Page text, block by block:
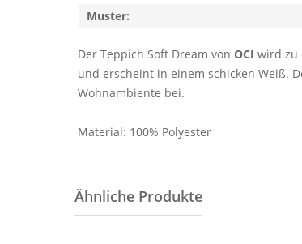
Der Teppich Soft Dream von OCI wird zu
und erscheint in einem schicken Weiß.
Wohnambiente bei.
Material: 100% Polyester
Muster: